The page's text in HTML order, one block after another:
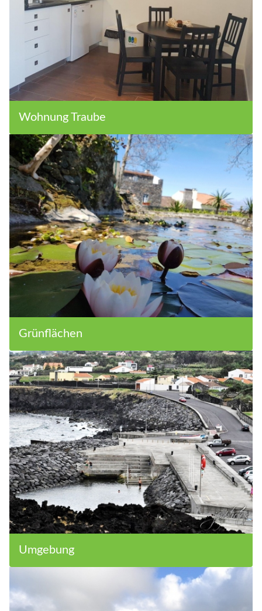
Wohnung Traube
Grünflächen
Umgebung